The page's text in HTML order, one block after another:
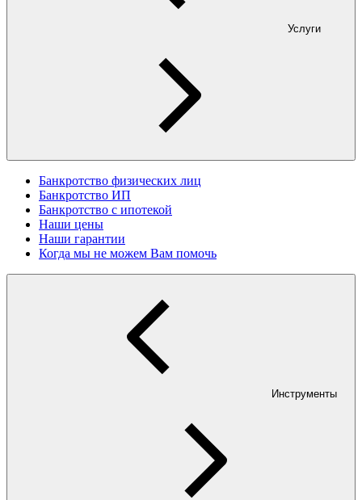
Услуги
Банкротство физических лиц
Банкротство ИП
Банкротство с ипотекой
Наши цены
Наши гарантии
Когда мы не можем Вам помочь
Инструменты